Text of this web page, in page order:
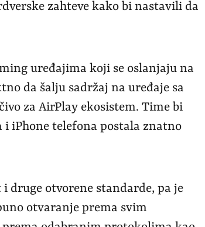
zahteve kako bi nastavili da
uređajima koji se oslanjaju na
da šalju sadržaj na uređaje sa
za AirPlay ekosistem. Time bi
iPhone telefona postala znatno
druge otvorene standarde, pa je
otvaranje prema svim